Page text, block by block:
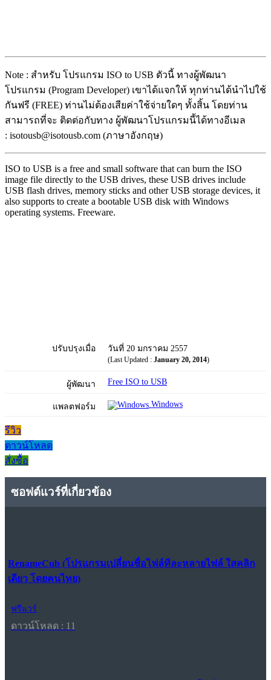
Note : สำหรับ โปรแกรม ISO to USB ตัวนี้ ทางผู้พัฒนา
โปรแกรม (Program Developer) เขาได้แจกให้ ทุกท่านได้นำไปใช้
กันฟรี (FREE) ท่านไม่ต้องเสียค่าใช้จ่ายใดๆ ทั้งสิ้น โดยท่าน
สามารถที่จะ ติดต่อกับทาง ผู้พัฒนาโปรแกรมนี้ได้ทางอีเมล
: isotousb@isotousb.com (ภาษาอังกฤษ)
ISO to USB is a free and small software that can burn the ISO
image file directly to the USB drives, these USB drives include
USB flash drives, memory sticks and other USB storage devices, it
also supports to create a bootable USB disk with Windows
operating systems. Freeware.
ปรับปรุงเมื่อ วันที่ 20 มกราคม 2557
(Last Updated : January 20, 2014)
ผู้พัฒนา Free ISO to USB
แพลตฟอร์ม Windows
รีวิว
ดาวน์โหลด
สั่งซื้อ
ซอฟต์แวร์ที่เกี่ยวข้อง
RenameCub (โปรแกรมเปลี่ยนชื่อไฟล์ทีละหลายไฟล์ ใสคลิก
เดียว โดยคนไทย)
ฟรีแวร์
ดาวน์โหลด : 11